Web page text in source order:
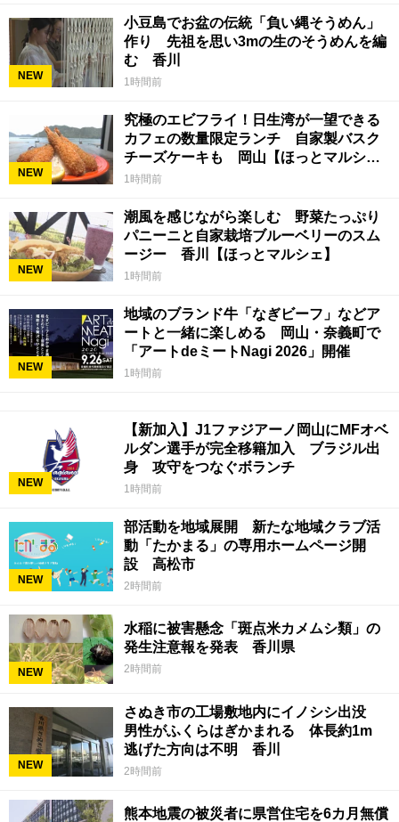
NEW
小豆島でお盆の伝統「負い縄そうめん」
作り 先祖を思い3mの生のそうめんを編
む 香川
1時間前
NEW
究極のエビフライ！日生湾が一望できる
カフェの数量限定ランチ 自家製バスク
チーズケーキも 岡山【ほっとマルシ
ェ】
1時間前
NEW
潮風を感じながら楽しむ 野菜たっぷり
パニーニと自家栽培ブルーベリーのスム
ージー 香川【ほっとマルシェ】
1時間前
NEW
地域のブランド牛「なぎビーフ」などア
ートと一緒に楽しめる 岡山・奈義町で
「アートdeミートNagi 2026」開催
1時間前
NEW
【新加入】J1ファジアーノ岡山にMFオベ
ルダン選手が完全移籍加入 ブラジル出
身 攻守をつなぐボランチ
1時間前
NEW
部活動を地域展開 新たな地域クラブ活
動「たかまる」の専用ホームページ開
設 高松市
2時間前
NEW
水稲に被害懸念「斑点米カメムシ類」の
発生注意報を発表 香川県
2時間前
NEW
さぬき市の工場敷地内にイノシシ出没
男性がふくらはぎかまれる 体長約1m
逃げた方向は不明 香川
2時間前
熊本地震の被災者に県営住宅を6カ月無償